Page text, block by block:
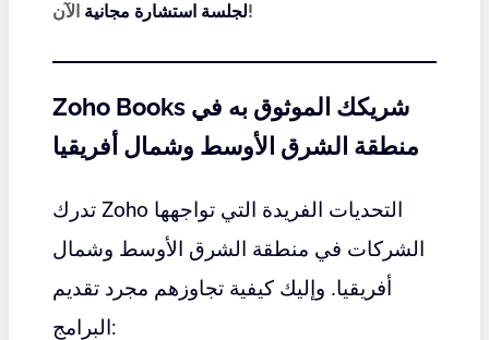
لجلسة استشارة مجانيةالآن!
Zoho Books شريكك الموثوق به في
منطقة الشرق الأوسط وشمال أفريقيا
تدرك Zoho التحديات الفريدة التي تواجهها
الشركات في منطقة الشرق الأوسط وشمال
أفريقيا. وإليك كيفية تجاوزهم مجرد تقديم
البرامج: